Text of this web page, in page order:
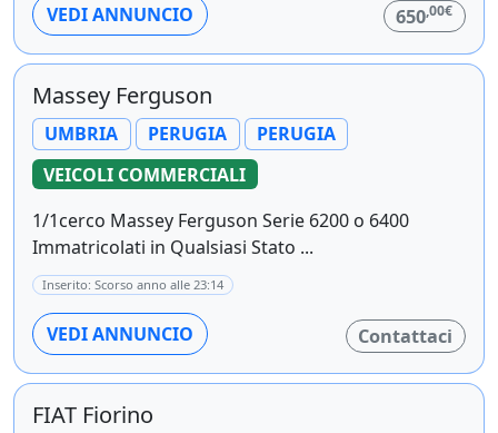
VEDI ANNUNCIO 650,00€
Massey Ferguson
UMBRIA PERUGIA
PERUGIA
VEICOLI COMMERCIALI
1/1cerco Massey Ferguson Serie 6200 o 6400
Immatricolati in Qualsiasi Stato ...
Inserito: Scorso anno alle 23:14
VEDI ANNUNCIO Contattaci
FIAT Fiorino